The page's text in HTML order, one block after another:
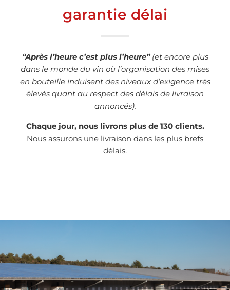
garantie délai
“Après l’heure c’est plus l’heure”(et encore plus
dans le monde du vin où l’organisation des mises
en bouteille induisent des niveaux d’exigence très
élevés quant au respect des délais de livraison
annoncés).
Chaque jour, nous livrons plus de 130 clients.
Nous assurons une livraison dans les plus brefs
délais.